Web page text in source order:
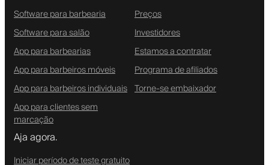
Software para barbearia
Software para salão
App para barbearias
App para barbeiros móveis
App para barbeiros individuais
App para clientes sem
marcação
Preços
Investidores
Estamos a contratar
Programa de afiliados
Torne-se embaixador
Aja agora.
Iniciar período de teste gratuito